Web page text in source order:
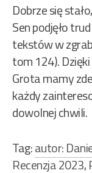
Dobrze się
Sen podjęło
tekstów w
tom 124).
Grota mamy
każdy
dowolnej chwili.
Tag:autor:
Recenzja 2023,